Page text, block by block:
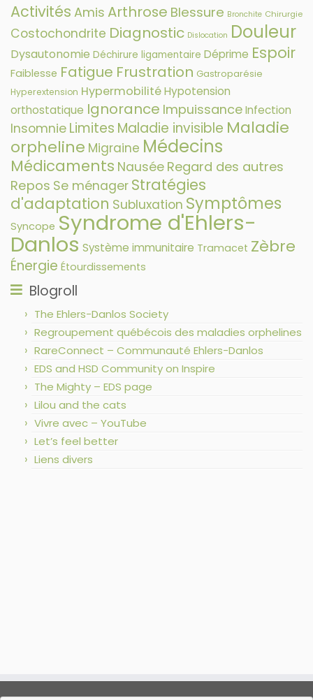
Activités Amis Arthrose Blessure Bronchite Chirurgie
Costochondrite Diagnostic Dislocation Douleur
Dysautonomie Déchirure ligamentaire Déprime Espoir
Faiblesse Fatigue Frustration Gastroparésie
Hyperextension HypermobilitéHypotension
orthostatique Ignorance ImpuissanceInfection
Insomnie Limites Maladie invisible Maladie
orpheline Migraine Médecins
Médicaments Nausée Regard des autres
Repos Se ménager Stratégies
d'adaptation Subluxation Symptômes
Syncope Syndrome d'Ehlers-
Danlos Système immunitaire Tramacet Zèbre
Énergie Étourdissements
Blogroll
The Ehlers-Danlos Society
Regroupement québécois des maladies orphelines
RareConnect – Communauté Ehlers-Danlos
EDS and HSD Community on Inspire
The Mighty – EDS page
Lilou and the cats
Vivre avec – YouTube
Let’s feel better
Liens divers